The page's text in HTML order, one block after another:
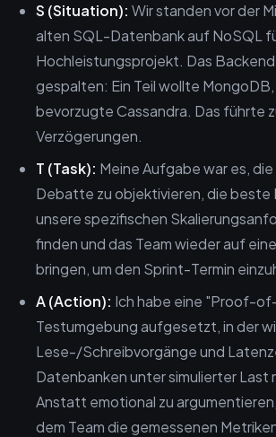
S (Situation): Wir standen vor der
alten SQL-Datenbank auf NoSQL
Hochleistungsprojekt. Das
gespalten: Ein Teil wollte
bevorzugte Cassandra. Das führte
Verzögerungen.
T (Task): Meine Aufgabe war es,
Debatte zu objektivieren, die beste
unsere spezifischen
finden und das Team wieder auf
bringen, um den Sprint-Termin
A (Action): Ich habe eine "Proof-
Testumgebung aufgesetzt, in der
Lese-/Schreibvorgänge und
Datenbanken unter simulierter Last
Anstatt emotional zu
dem Team die gemessenen